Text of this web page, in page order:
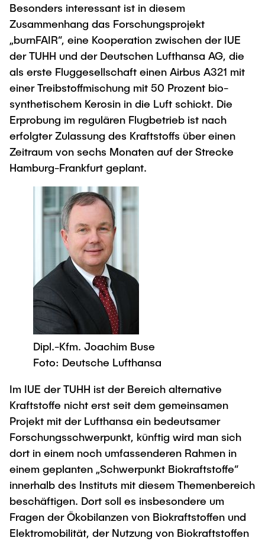
Besonders interessant ist in diesem
Zusammenhang das Forschungsprojekt
„burnFAIR“, eine Kooperation zwischen der IUE
der TUHH und der Deutschen Lufthansa AG, die
als erste Fluggesellschaft einen Airbus A321 mit
einer Treibstoffmischung mit 50 Prozent bio-
synthetischem Kerosin in die Luft schickt. Die
Erprobung im regulären Flugbetrieb ist nach
erfolgter Zulassung des Kraftstoffs über einen
Zeitraum von sechs Monaten auf der Strecke
Hamburg-Frankfurt geplant.
Dipl.-Kfm. Joachim Buse
Foto: Deutsche Lufthansa
Im IUE der TUHH ist der Bereich alternative
Kraftstoffe nicht erst seit dem gemeinsamen
Projekt mit der Lufthansa ein bedeutsamer
Forschungsschwerpunkt, künftig wird man sich
dort in einem noch umfassenderen Rahmen in
einem geplanten „Schwerpunkt Biokraftstoffe“
innerhalb des Instituts mit diesem Themenbereich
beschäftigen. Dort soll es insbesondere um
Fragen der Ökobilanzen von Biokraftstoffen und
Elektromobilität, der Nutzung von Biokraftstoffen